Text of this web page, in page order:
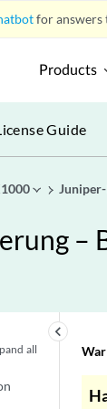
for answers
Products
Guide
–
keyboard_arrow_left
all